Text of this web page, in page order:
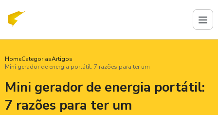
HomeCategoriasArtigos
Mini gerador de energia portátil: 7 razões para ter um
Mini gerador de energia portátil:
7 razões para ter um